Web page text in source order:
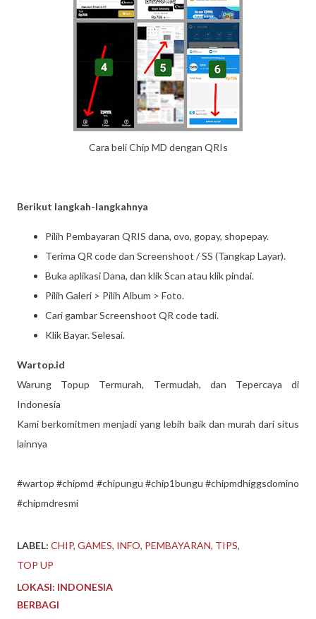
Cara beli Chip MD dengan QRIs
Berikut langkah-langkahnya
Pilih Pembayaran QRIS dana, ovo, gopay, shopepay.
Terima QR code dan Screenshoot / SS (Tangkap Layar).
Buka aplikasi Dana, dan klik Scan atau klik pindai.
Pilih Galeri > Pilih Album > Foto.
Cari gambar Screenshoot QR code tadi.
Klik Bayar. Selesai.
Wartop.id
Warung Topup Termurah, Termudah, dan Tepercaya di
Indonesia
Kami berkomitmen menjadi yang lebih baik dan murah dari situs
lainnya
#wartop #chipmd #chipungu #chip1bungu #chipmdhiggsdomino
#chipmdresmi
LABEL: CHIP GAMES INFO PEMBAYARAN TIPS
TOP UP
LOKASI: INDONESIA
BERBAGI